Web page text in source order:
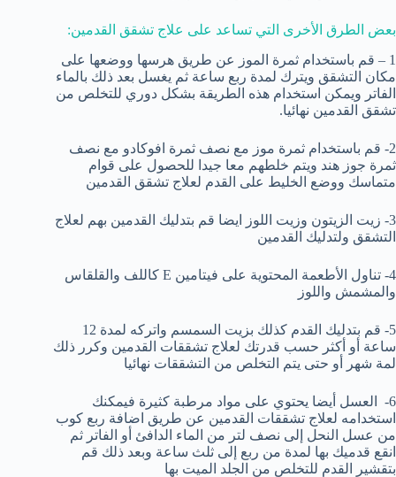
بعض الطرق الأخرى التي تساعد على علاج تشقق القدمين:
1 – قم باستخدام ثمرة الموز عن طريق هرسها ووضعها على
مكان التشقق ويترك لمدة ربع ساعة ثم يغسل بعد ذلك بالماء
الفاتر ويمكن استخدام هذه الطريقة بشكل دوري للتخلص من
تشقق القدمين نهائيا.
2- قم باستخدام ثمرة موز مع نصف ثمرة افوكادو مع نصف
ثمرة جوز هند ويتم خلطهم معا جيدا للحصول على قوام
متماسك ووضع الخليط على القدم لعلاج تشقق القدمين
3- زيت الزيتون وزيت اللوز ايضا قم بتدليك القدمين بهم لعلاج
التشقق ولتدليك القدمين
4- تناول الأطعمة المحتوية على فيتامين E كاللف والقلقاس
والمشمش واللوز
5- قم بتدليك القدم كذلك بزيت السمسم واتركه لمدة 12
ساعة أو أكثر حسب قدرتك لعلاج تشققات القدمين وكرر ذلك
لمة شهر أو حتى يتم التخلص من التشققات نهائيا
6- العسل أيضا يحتوي على مواد مرطبة كثيرة فيمكنك
استخدامه لعلاج تشققات القدمين عن طريق اضافة ربع كوب
من عسل النحل إلى نصف لتر من الماء الدافئ أو الفاتر ثم
انقع قدميك بها لمدة من ربع إلى ثلث ساعة وبعد ذلك قم
بتقشير القدم للتخلص من الجلد الميت بها